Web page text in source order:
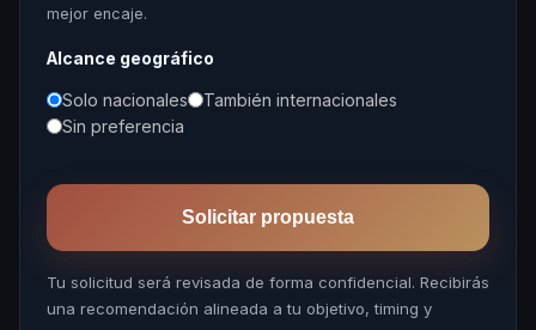
mejor encaje.
Alcance geográfico
Solo nacionales
También internacionales
Sin preferencia
Solicitar propuesta
Tu solicitud será revisada de forma confidencial. Recibirás
una recomendación alineada a tu objetivo, timing y